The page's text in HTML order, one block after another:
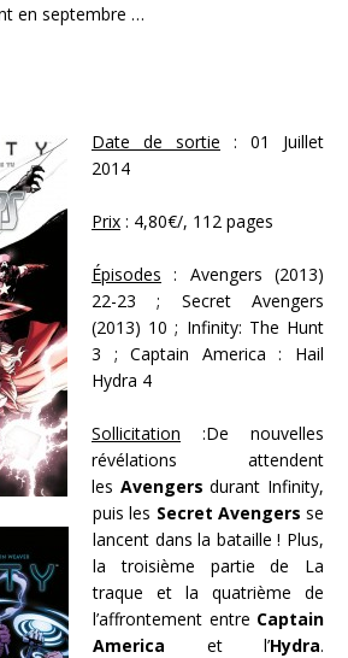
en septembre …
Date de sortie : 01 Juillet
2014
Prix : 4,80€/, 112 pages
Épisodes : Avengers (2013)
22-23 ; Secret Avengers
(2013) 10 ; Infinity: The Hunt
3 ; Captain America : Hail
Hydra 4
Sollicitation :De nouvelles
révélations attendent
les Avengers durant Infinity,
puis les Secret Avengers se
lancent dans la bataille ! Plus,
la troisième partie de La
traque et la quatrième de
l’affrontement entre Captain
America et l’Hydra.